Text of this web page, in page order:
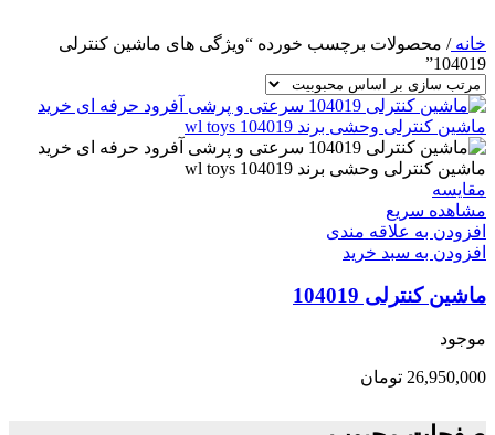
خانه/ محصولات برچسب خورده “ویژگی های ماشین کنترلی
104019”
مقایسه
مشاهده سریع
افزودن به علاقه مندی
افزودن به سبد خرید
ماشین کنترلی 104019
موجود
26,950,000 تومان